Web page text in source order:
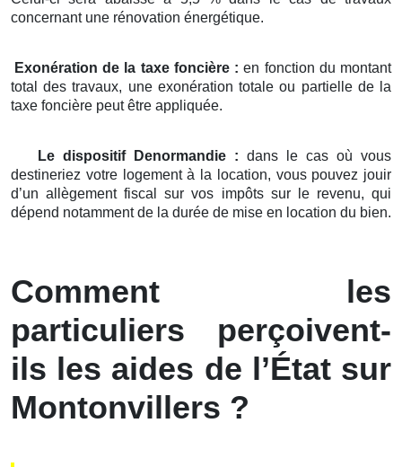
concernant une rénovation énergétique.
Exonération de la taxe foncière : en fonction du montant
total des travaux, une exonération totale ou partielle de la
taxe foncière peut être appliquée.
Le dispositif Denormandie : dans le cas où vous
destineriez votre logement à la location, vous pouvez jouir
d’un allègement fiscal sur vos impôts sur le revenu, qui
dépend notamment de la durée de mise en location du bien.
Comment les
particuliers perçoivent-
ils les aides de l’État sur
Montonvillers ?